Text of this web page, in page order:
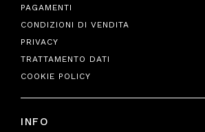
PAGAMENTI
CONDIZIONI DI VENDITA
PRIVACY
TRATTAMENTO DATI
COOKIE POLICY
INFO